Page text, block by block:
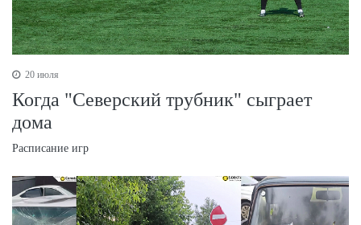
20 июля
Когда "Северский трубник" сыграет
дома
Расписание игр